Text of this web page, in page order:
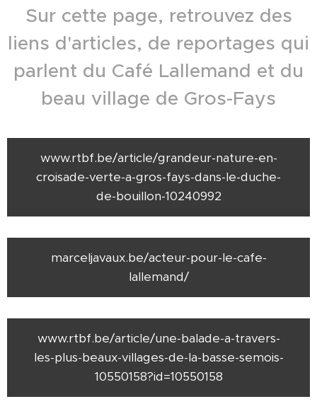
Sur cette page, retrouvez des
liens d'articles, de reportages qui
parlent du Café Lallemand et du
beau village de Gros-Fays
www.rtbf.be/article/grandeur-nature-en-
croisade-verte-a-gros-fays-dans-le-duche-
de-bouillon-10240992
marceljavaux.be/acteur-pour-le-cafe-
lallemand/
www.rtbf.be/article/une-balade-a-travers-
les-plus-beaux-villages-de-la-basse-semois-
10550158?id=10550158